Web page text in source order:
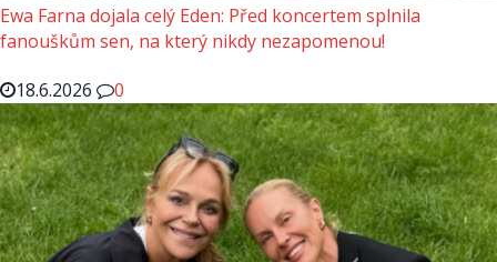
Ewa Farna dojala celý Eden: Před koncertem splnila
fanouškům sen, na který nikdy nezapomenou!
18.6.2026
0